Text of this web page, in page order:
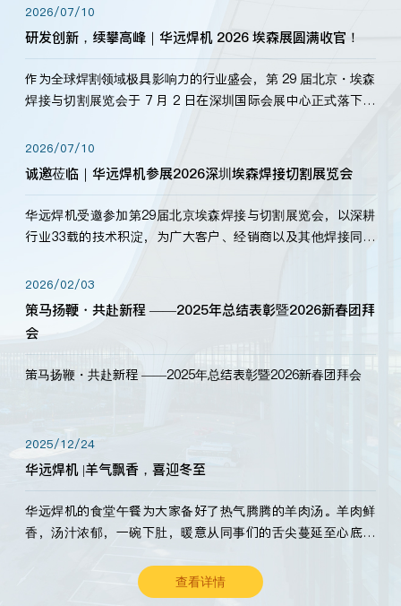
2026/07/10
研发创新，续攀高峰｜华远焊机 2026 埃森展圆满收官！
作为全球焊割领域极具影响力的行业盛会，第 29 届北京・埃森
焊接与切割展览会于 7 月 2 日在深圳国际会展中心正式落下帷
标准，持之以恒研发新产品、新技术。新老客户、行业伙伴、
海内外客户为目睹公司发布的新产…
2026/07/10
诚邀莅临｜华远焊机参展2026深圳埃森焊接切割展览会
华远焊机受邀参加第29届北京埃森焊接与切割展览会，以深耕
行业33载的技术积淀，为广大客户、经销商以及其他焊接同仁
2026/02/03
策马扬鞭・共赴新程 ——2025年总结表彰暨2026新春团拜
会
策马扬鞭・共赴新程 ——2025年总结表彰暨2026新春团拜会
2025/12/24
华远焊机 |羊气飘香，喜迎冬至
华远焊机的食堂午餐为大家备好了热气腾腾的羊肉汤。羊肉鲜
香，汤汁浓郁，一碗下肚，暖意从同事们的舌尖蔓延至心底。
查看详情